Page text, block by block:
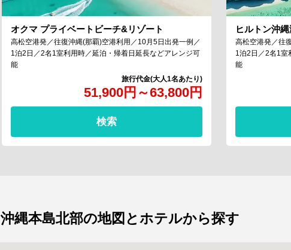
オクマ プライベートビーチ&リゾート
51,900円 ～63,800円
高松空港発／往復沖縄(那覇)空港利用／10月5日出発一例／
1泊2日／2名1室利用時／延泊・帰着日延長などアレンジ可
能
検索
ヒルトン沖
高松空港発／往
1泊2日／2名1室
能
沖縄本島北部の地図とホテルから探す